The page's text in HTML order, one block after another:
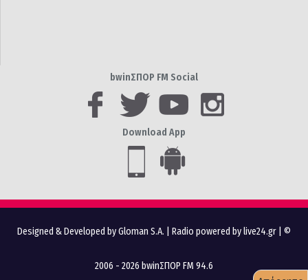
bwinΣΠΟΡ FM Social
Download App
Designed & Developed by Gloman S.A. Radio powered by live24.gr | ©
2006 - 2026 bwinΣΠΟΡ FM 94.6